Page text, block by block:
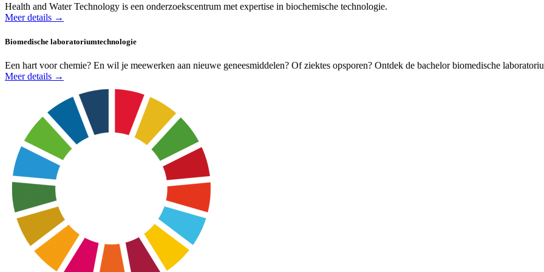
Health and Water Technology is een onderzoekscentrum met expertise in biochemische technologie.
Meer details →
Biomedische laboratorium­technologie
Een hart voor chemie? En wil je meewerken aan nieuwe geneesmiddelen? Of ziektes opsporen? Ontdek de bachelor biomedische
Meer details →